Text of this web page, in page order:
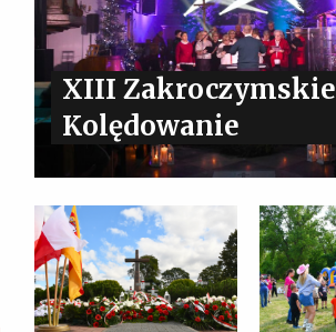
XIII Zakroczymskie
Kolędowanie